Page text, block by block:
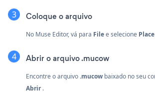
Coloque o arquivo
No Muse Editor, vá para Filee selecione Place
Abrir o arquivo .mucow
Encontre o arquivo.mucow baixado no seu
Abrir.